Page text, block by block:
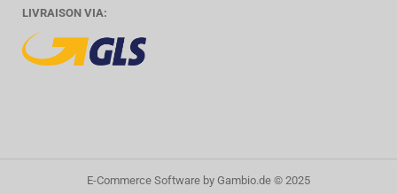
LIVRAISON VIA:
E-Commerce Software by Gambio.de © 2025